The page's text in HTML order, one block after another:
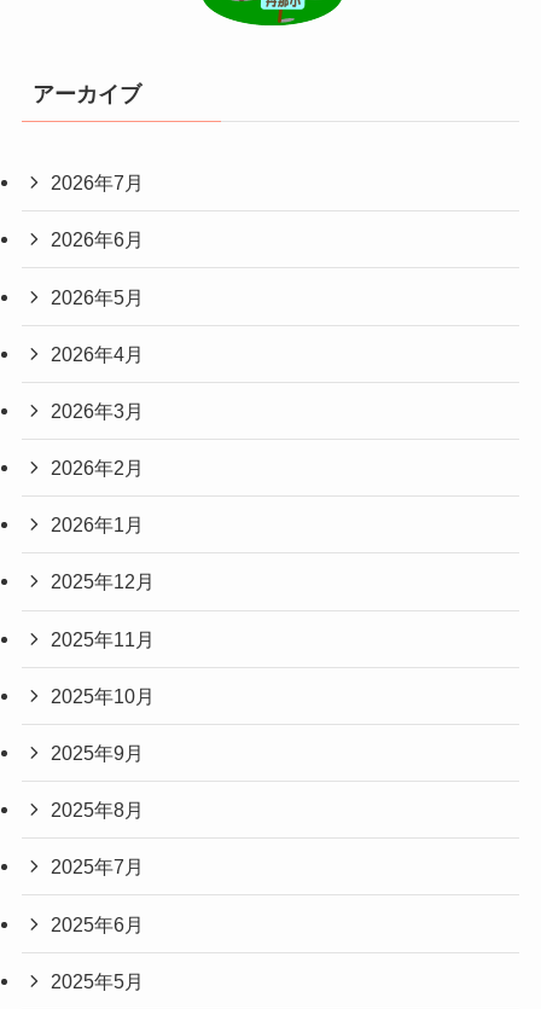
アーカイブ
2026年7月
2026年6月
2026年5月
2026年4月
2026年3月
2026年2月
2026年1月
2025年12月
2025年11月
2025年10月
2025年9月
2025年8月
2025年7月
2025年6月
2025年5月